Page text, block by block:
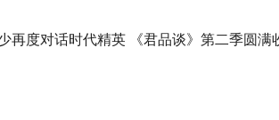
再度对话时代精英 《君品谈》第二季圆满